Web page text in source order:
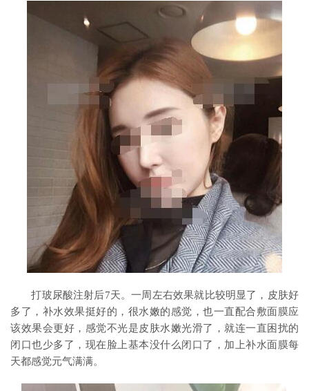
打玻尿酸注射后7天。一周左右效果就比较明显了，皮肤好
多了，补水效果挺好的，很水嫩的感觉，也一直配合敷面膜应
该效果会更好，感觉不光是皮肤水嫩光滑了，就连一直困扰的
闭口也少多了，现在脸上基本没什么闭口了，加上补水面膜每
天都感觉元气满满。